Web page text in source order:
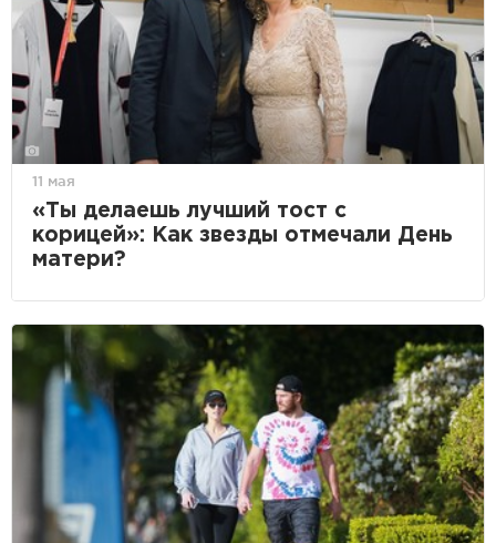
11 мая
«Ты делаешь лучший тост с
корицей»: Как звезды отмечали День
матери?